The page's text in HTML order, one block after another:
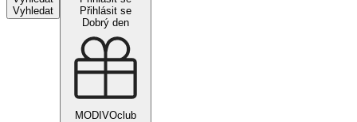
Vyhledat
Přihlásit se
Dobrý den
MODIVOclub